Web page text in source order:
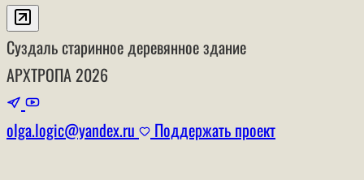
Суздальстаринное деревянное здание
АРХТРОПА 2026
olga.logic@yandex.ru Поддержать проект